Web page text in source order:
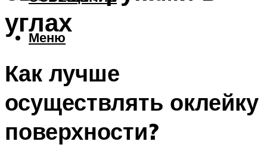
Меню
углах
Как лучше
осуществлять оклейку
поверхности?